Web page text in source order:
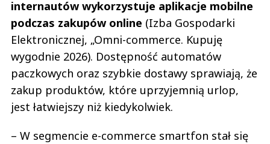
internautów wykorzystuje aplikacje mobilne
podczas zakupów online (Izba Gospodarki
Elektronicznej, „Omni-commerce. Kupuję
wygodnie 2026). Dostępność automatów
paczkowych oraz szybkie dostawy sprawiają, że
zakup produktów, które uprzyjemnią urlop,
jest łatwiejszy niż kiedykolwiek.
– W segmencie e-commerce smartfon stał się